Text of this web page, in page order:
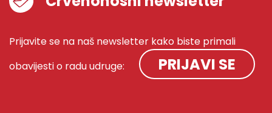
Prijavite se na naš newsletter kako biste primali
obavijesti o radu udruge:
PRIJAVI SE